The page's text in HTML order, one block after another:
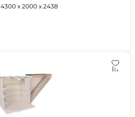
4300 х 2000 х 2438